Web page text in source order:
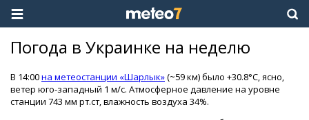
Погода в Украинке на неделю
В 14:00на метеостанции «Шарлык»(~59 км) было +30.8°C, ясно,
ветер юго-западный 1 м/с. Атмосферное давление на уровне
станции 743 мм рт.ст, влажность воздуха 34%.